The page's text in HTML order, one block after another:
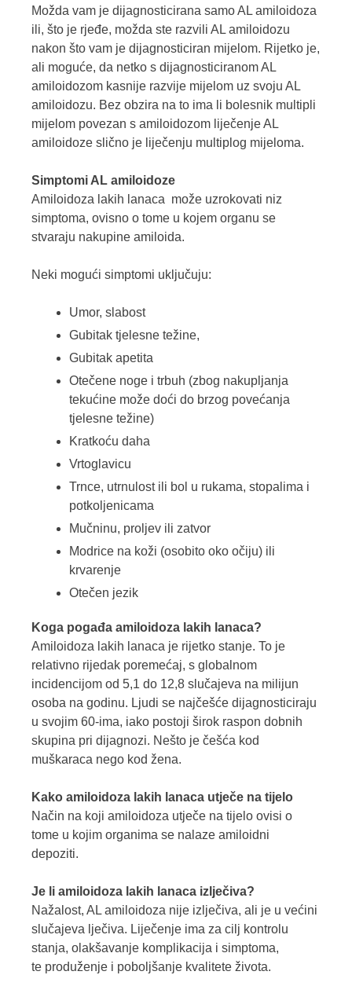
Možda vam je dijagnosticirana samo AL amiloidoza
ili, što je rjeđe, možda ste razvili AL amiloidozu
nakon što vam je dijagnosticiran mijelom. Rijetko je,
ali moguće, da netko s dijagnosticiranom AL
amiloidozom kasnije razvije mijelom uz svoju AL
amiloidozu. Bez obzira na to ima li bolesnik multipli
mijelom povezan s amiloidozom liječenje AL
amiloidoze slično je liječenju multiplog mijeloma.
Simptomi AL amiloidoze
Amiloidoza lakih lanaca može uzrokovati niz
simptoma, ovisno o tome u kojem organu se
stvaraju nakupine amiloida.
Neki mogući simptomi uključuju:
Umor, slabost
Gubitak tjelesne težine,
Gubitak apetita
Otečene noge i trbuh (zbog nakupljanja
tekućine može doći do brzog povećanja
tjelesne težine)
Kratkoću daha
Vrtoglavicu
Trnce, utrnulost ili bol u rukama, stopalima i
potkoljenicama
Mučninu, proljev ili zatvor
Modrice na koži (osobito oko očiju) ili
krvarenje
Otečen jezik
Koga pogađa amiloidoza lakih lanaca?
Amiloidoza lakih lanaca je rijetko stanje. To je
relativno rijedak poremećaj, s globalnom
incidencijom od 5,1 do 12,8 slučajeva na milijun
osoba na godinu. Ljudi se najčešće dijagnosticiraju
u svojim 60-ima, iako postoji širok raspon dobnih
skupina pri dijagnozi. Nešto je češća kod
muškaraca nego kod žena.
Kako amiloidoza lakih lanaca utječe na tijelo
Način na koji amiloidoza utječe na tijelo ovisi o
tome u kojim organima se nalaze amiloidni
depoziti.
Je li amiloidoza lakih lanaca izlječiva?
Nažalost, AL amiloidoza nije izlječiva, ali je u većini
slučajeva lječiva. Liječenje ima za cilj kontrolu
stanja, olakšavanje komplikacija i simptoma,
te produženje i poboljšanje kvalitete života.